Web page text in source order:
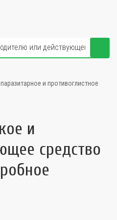
и противоглистное
и
средство